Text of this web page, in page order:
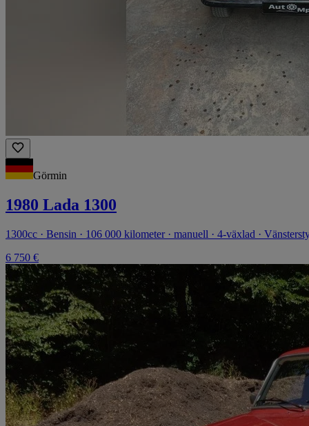
Görmin
1980 Lada 1300
1300cc · Bensin · 106 000 kilometer · manuell · 4-växlad ·
6 750 €